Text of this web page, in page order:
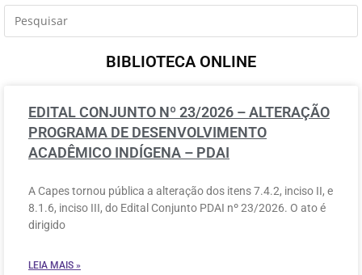
BIBLIOTECA ONLINE
EDITAL CONJUNTO Nº 23/2026 – ALTERAÇÃO
PROGRAMA DE DESENVOLVIMENTO
ACADÊMICO INDÍGENA – PDAI
A Capes tornou pública a alteração dos itens 7.4.2, inciso II, e
8.1.6, inciso III, do Edital Conjunto PDAI nº 23/2026. O ato é
dirigido
LEIA MAIS »